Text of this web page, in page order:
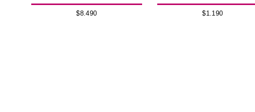
Micrófono Inalámbrico
$8.490
22H
$1.190